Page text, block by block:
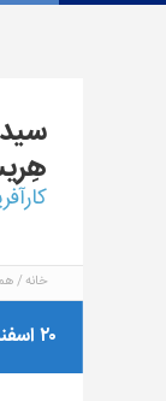
خانه
۲۰ اسفند ۱۳۹۵